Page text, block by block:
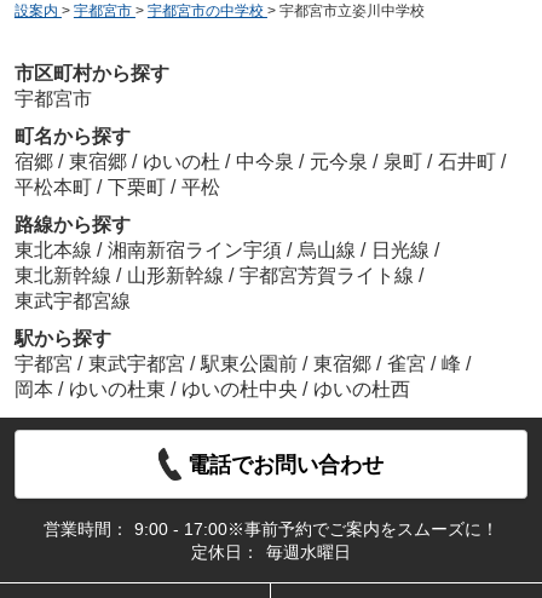
設案内 > 宇都宮市 > 宇都宮市の中学校 > 宇都宮市立姿川中学校
市区町村から探す
宇都宮市
町名から探す
宿郷 / 東宿郷 / ゆいの杜 / 中今泉 / 元今泉 / 泉町 / 石井町 /
平松本町 / 下栗町 / 平松
路線から探す
東北本線 / 湘南新宿ライン宇須 / 烏山線 / 日光線 /
東北新幹線 / 山形新幹線 / 宇都宮芳賀ライト線 /
東武宇都宮線
駅から探す
宇都宮 / 東武宇都宮 / 駅東公園前 / 東宿郷 / 雀宮 / 峰 /
岡本 / ゆいの杜東 / ゆいの杜中央 / ゆいの杜西
電話でお問い合わせ
営業時間：
9:00 - 17:00※事前予約でご案内をスムーズに！
定休日：
毎週水曜日